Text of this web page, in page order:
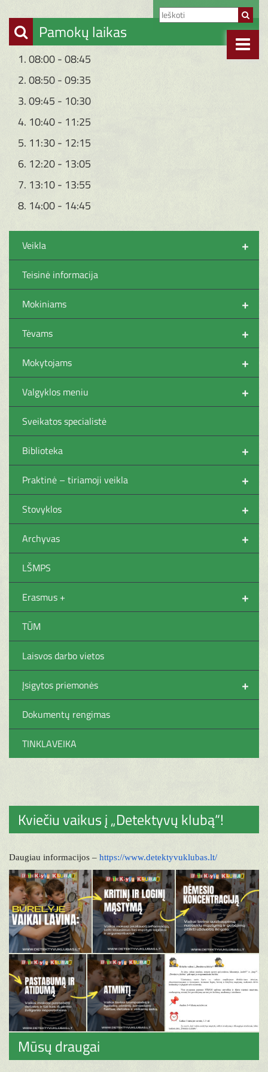
Pamokų laikas
1. 08:00 - 08:45
2. 08:50 - 09:35
3. 09:45 - 10:30
4. 10:40 - 11:25
5. 11:30 - 12:15
6. 12:20 - 13:05
7. 13:10 - 13:55
8. 14:00 - 14:45
+
Veikla
Teisinė informacija
+
Mokiniams
+
Tėvams
+
Mokytojams
+
Valgyklos meniu
Sveikatos specialistė
+
Biblioteka
+
Praktinė – tiriamoji veikla
+
Stovyklos
+
Archyvas
LŠMPS
+
Erasmus +
TŪM
Laisvos darbo vietos
+
Įsigytos priemonės
Dokumentų rengimas
TINKLAVEIKA
Kviečiu vaikus į „Detektyvų klubą“!
Daugiau informacijos – https://www.detektyvuklubas.lt/
Mūsų draugai